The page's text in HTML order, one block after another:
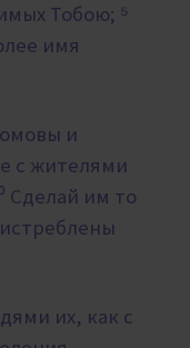
Тобою; ⁵
имя
и
с жителями
Сделай им то
их, как с